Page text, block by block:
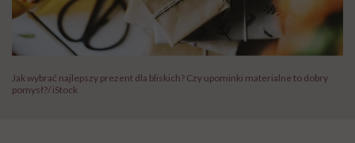
Jak wybrać najlepszy prezent dla bliskich? Czy upominki materialne to dobry
pomysł?/ iStock